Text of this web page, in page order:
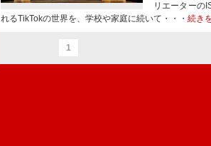
リエーターの
れるTikTokの世界を、学校や家庭に続いて・・・ 続き
1